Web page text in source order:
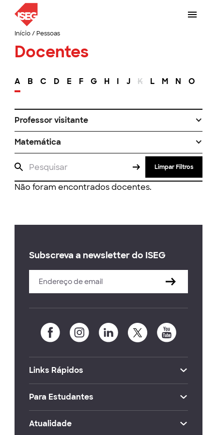
Início/ Pessoas
Docentes
A B C D E F G H I J K L M N O
Professor visitante
Matemática
Limpar Filtros
Não foram encontrados docentes.
Subscreva a newsletter do ISEG
Links Rápidos
Para Estudantes
Atualidade